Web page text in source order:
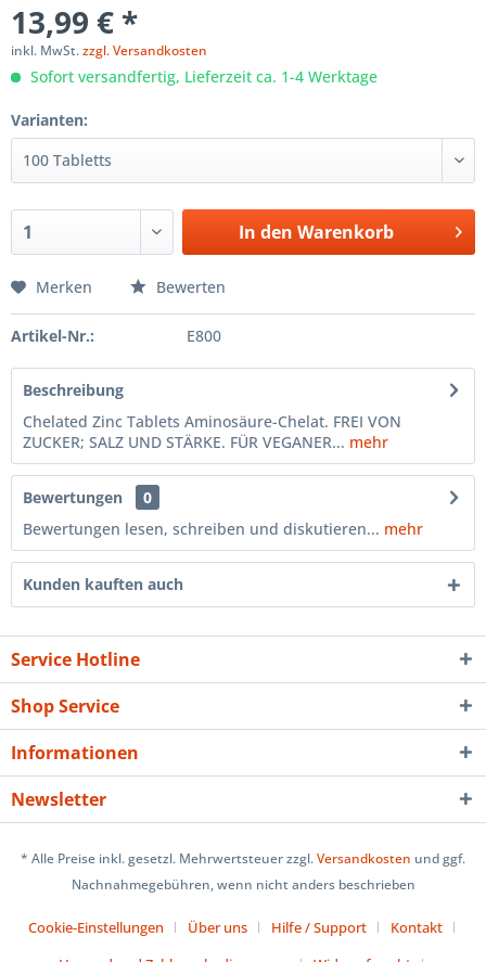
13,99 € *
inkl. MwSt.zzgl. Versandkosten
Sofort versandfertig, Lieferzeit ca. 1-4 Werktage
Varianten:
In den Warenkorb
Merken Bewerten
Artikel-Nr.: E800
Beschreibung
Chelated Zinc Tablets Aminosäure-Chelat. FREI VON
ZUCKER; SALZ UND STÄRKE. FÜR VEGANER... mehr
Bewertungen
0
Bewertungen lesen, schreiben und diskutieren... mehr
Kunden kauften auch
Service Hotline
Shop Service
Informationen
Newsletter
* Alle Preise inkl. gesetzl. Mehrwertsteuer zzgl.Versandkosten und ggf.
Nachnahmegebühren, wenn nicht anders beschrieben
Cookie-Einstellungen Über uns Hilfe / Support
Kontakt